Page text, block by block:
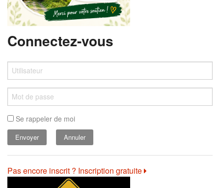
Connectez-vous
Se rappeler de moi
Annuler
Pas encore inscrit ? Inscription gratuite